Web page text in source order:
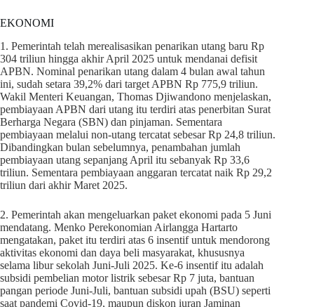
EKONOMI
1. Pemerintah telah merealisasikan penarikan utang baru Rp
304 triliun hingga akhir April 2025 untuk mendanai defisit
APBN. Nominal penarikan utang dalam 4 bulan awal tahun
ini, sudah setara 39,2% dari target APBN Rp 775,9 triliun.
Wakil Menteri Keuangan, Thomas Djiwandono menjelaskan,
pembiayaan APBN dari utang itu terdiri atas penerbitan Surat
Berharga Negara (SBN) dan pinjaman. Sementara
pembiayaan melalui non-utang tercatat sebesar Rp 24,8 triliun.
Dibandingkan bulan sebelumnya, penambahan jumlah
pembiayaan utang sepanjang April itu sebanyak Rp 33,6
triliun. Sementara pembiayaan anggaran tercatat naik Rp 29,2
triliun dari akhir Maret 2025.
2. Pemerintah akan mengeluarkan paket ekonomi pada 5 Juni
mendatang. Menko Perekonomian Airlangga Hartarto
mengatakan, paket itu terdiri atas 6 insentif untuk mendorong
aktivitas ekonomi dan daya beli masyarakat, khususnya
selama libur sekolah Juni-Juli 2025. Ke-6 insentif itu adalah
subsidi pembelian motor listrik sebesar Rp 7 juta, bantuan
pangan periode Juni-Juli, bantuan subsidi upah (BSU) seperti
saat pandemi Covid-19, maupun diskon iuran Jaminan